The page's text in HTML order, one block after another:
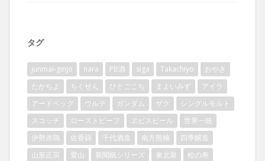
タグ
junmai-ginjo nara PB酒 siga Takachiyo
おやき
たかちよ
ちくせん ひとごこち まよいみず
アイラ
アードベッグ
ウルテ ガンダム ザク
シングルモルト
スコッチ
ローストビーフ ヱビスビール
世界一統
伊勢赤鶏
佐香錦 千代酒造 南方熊楠
四季醸造
山形正宗
愛山 新聞紙シリーズ 東北泉
松の寿